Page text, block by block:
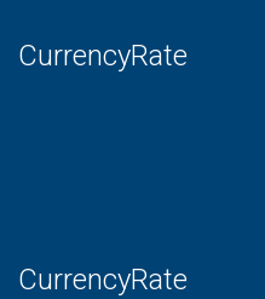
CurrencyRate
CurrencyRate